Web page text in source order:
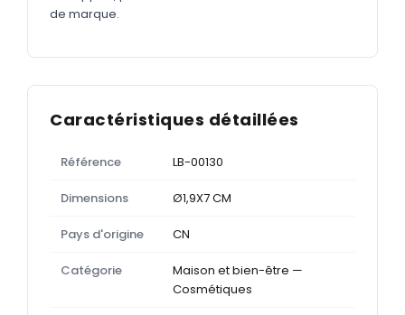
de marque.
Caractéristiques détaillées
Référence LB-00130
Dimensions Ø1,9X7 CM
Pays d'origine CN
Catégorie
Maison et bien-être —
Cosmétiques